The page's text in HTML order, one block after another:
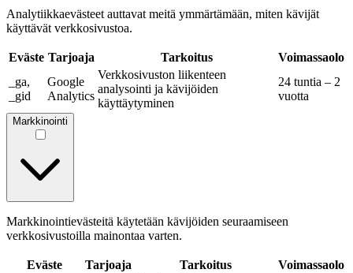
Analytiikkaevästeet auttavat meitä ymmärtämään, miten kävijät
käyttävät verkkosivustoa.
Eväste Tarjoaja Tarkoitus
Voimassaolo
_ga,
_gid
Google
Analytics
Verkkosivuston liikenteen
analysointi ja kävijöiden
käyttäytyminen
24 tuntia – 2
vuotta
Markkinointi
Markkinointievästeitä käytetään kävijöiden seuraamiseen
verkkosivustoilla mainontaa varten.
Eväste Tarjoaja Tarkoitus
Voimassaolo